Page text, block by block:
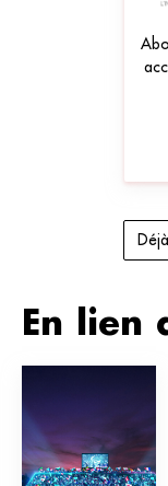
En lien